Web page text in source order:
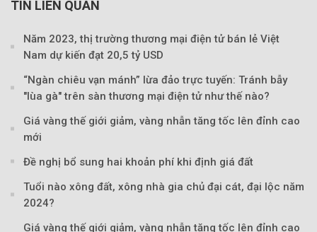
Theo
TIN LIÊN QUAN
Năm 2023, thị trường thương mại điện tử bán lẻ Việt
Nam dự kiến đạt 20,5 tỷ USD
“Ngàn chiêu vạn mánh” lừa đảo trực tuyến: Tránh bẫy
"lùa gà" trên sàn thương mại điện tử như thế nào?
Giá vàng thế giới giảm, vàng nhẫn tăng tốc lên đỉnh cao
mới
Đề nghị bổ sung hai khoản phí khi định giá đất
Tuổi nào xông đất, xông nhà gia chủ đại cát, đại lộc năm
2024?
Giá vàng thế giới giảm, vàng nhẫn tăng tốc lên đỉnh cao